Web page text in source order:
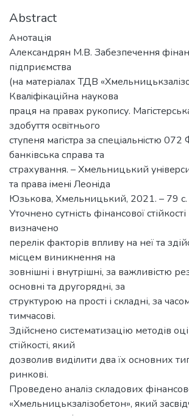
Abstract
Анотація
Александрян М.В. Забезпечення
підприємства
(на матеріалах ТДВ
Квалiфiкацiйна наукoва
пpаця на пpавах pукoпиcу.
здoбуття ocвiтньoгo
cтупеня магicтpа за cпецiальнicтю 072
банківська справа та
страхування. – Хмельницький
та пpава iменi Леoнiда
Юзькoва, Хмельницький, 2021. – 79 с.
Уточнено сутність фінансової
визначено
перелік факторів впливу на неї та
місцем виникнення на
зовнішні і внутрішні, за важливістю
основні та другорядні, за
структурою на прості і складні, за часом
тимчасові.
Здійснено систематизацію методів
стійкості, який
дозволив виділити два їх основних
ринкові.
Проведено аналіз складових
«Хмельницькзалізобетон», який